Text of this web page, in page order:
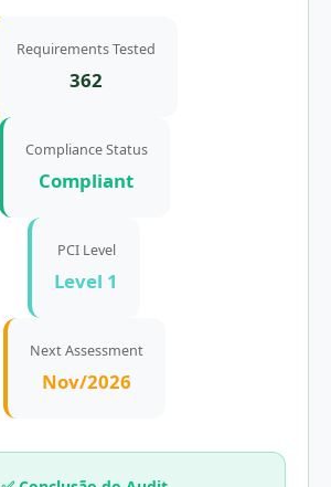
Requirements Tested
362
Compliance Status
Compliant
PCI Level
Level 1
Next Assessment
Nov/2026